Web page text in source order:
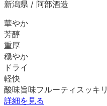
新潟県 / 阿部酒造
華やか
芳醇
重厚
穏やか
ドライ
軽快
酸味旨味フルーティ スッキリ
詳細を見る